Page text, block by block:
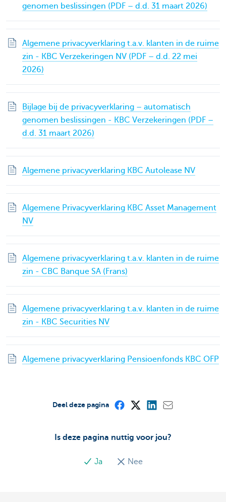
genomen beslissingen (PDF – d.d. 31 maart 2026)
Algemene privacyverklaring t.a.v. klanten in de ruime
zin - KBC Verzekeringen NV (PDF – d.d. 22 mei
2026)
Bijlage bij de privacyverklaring – automatisch
genomen beslissingen - KBC Verzekeringen (PDF –
d.d. 31 maart 2026)
Algemene privacyverklaring KBC Autolease NV
Algemene Privacyverklaring KBC Asset Management
NV
Algemene privacyverklaring t.a.v. klanten in de ruime
zin - CBC Banque SA (Frans)
Algemene privacyverklaring t.a.v. klanten in de ruime
zin - KBC Securities NV
Algemene privacyverklaring Pensioenfonds KBC OFP
Is deze pagina nuttig voor jou?
Ja Nee
Deel deze pagina